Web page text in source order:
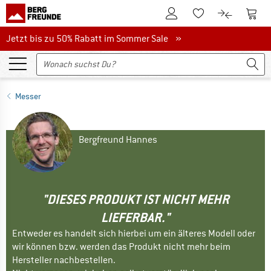
Zum KundenkontoZum Merkzettel.
Zum Zum
Jetzt bis zu 50% Rabatt im Sommer Sale
Jetzt bis zu 50% Rabatt im Sommer Sale »
Messer
Bergfreund Hannes
"DIESES PRODUKT IST NICHT MEHR
LIEFERBAR."
Entweder es handelt sich hierbei um ein älteres Modell oder
wir können bzw. werden das Produkt nicht mehr beim
Hersteller nachbestellen.